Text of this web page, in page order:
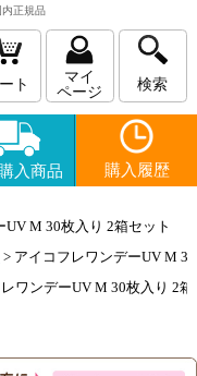
正規品
ト
マイ
ページ
検索
入商品 購入履歴
M 30枚入り 2箱セット
> アイコフレワンデーUV M
ワンデーUV M 30枚入り 2